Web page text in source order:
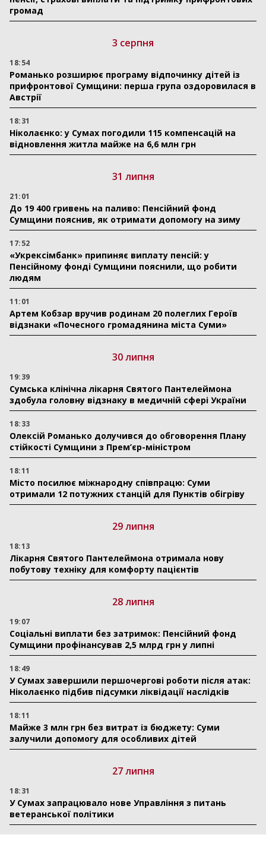
громад
3 серпня
18:54
Романько розширює програму відпочинку дітей із
прифронтової Сумщини: перша група оздоровилася в
Австрії
18:31
Ніколаєнко: у Сумах погодили 115 компенсацій на
відновлення житла майже на 6,6 млн грн
31 липня
21:01
До 19 400 гривень на паливо: Пенсійний фонд
Сумщини пояснив, як отримати допомогу на зиму
17:52
«Укрексімбанк» припиняє виплату пенсій: у
Пенсійному фонді Сумщини пояснили, що робити
людям
11:01
Артем Кобзар вручив родинам 20 полеглих Героїв
відзнаки «Почесного громадянина міста Суми»
30 липня
19:39
Сумська клінічна лікарня Святого Пантелеймона
здобула головну відзнаку в медичній сфері України
18:33
Олексій Романько долучився до обговорення Плану
стійкості Сумщини з Прем’єр-міністром
18:11
Місто посилює міжнародну співпрацю: Суми
отримали 12 потужних станцій для Пунктів обігріву
29 липня
18:13
Лікарня Святого Пантелеймона отримала нову
побутову техніку для комфорту пацієнтів
28 липня
19:07
Соціальні виплати без затримок: Пенсійний фонд
Сумщини профінансував 2,5 млрд грн у липні
18:49
У Сумах завершили першочергові роботи після атак:
Ніколаєнко підбив підсумки ліквідації наслідків
18:11
Майже 3 млн грн без витрат із бюджету: Суми
залучили допомогу для особливих дітей
27 липня
18:31
У Сумах запрацювало нове Управління з питань
ветеранської політики